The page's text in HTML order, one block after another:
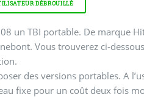
DÉBROUILLÉ
un TBI portable. De marque
Vous trouverez ci-
des versions portables. A
fixe pour un coût deux fois